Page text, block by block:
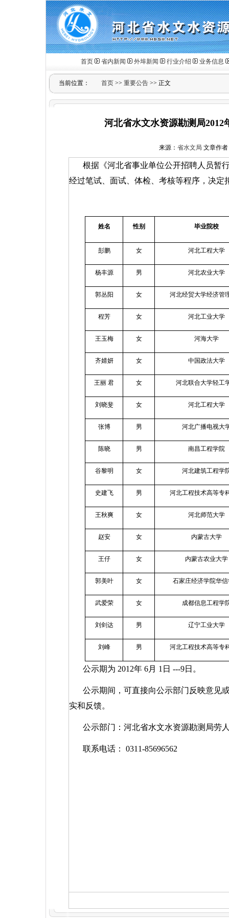
首页 省内新闻 外埠新闻 行业介绍 业务信息
当前位置： 首页 >> 重要公告 >> 正文
河北省水文水资源勘测局
来源： 省水文局 文章作者
根据《河北省事业单位公开招聘人员暂
经过笔试、面试、体检、考核等程序，决定
姓名 性别 毕业院校
彭鹏 女 河北工程大学
杨丰源 男 河北农业大学
郭丛阳 女 河北经贸大学经济管
程芳 女 河北工业大学
王玉梅 女 河海大学
齐婧妍 女 中国政法大学
王丽 君 女 河北联合大学轻工
刘晓斐 女 河北工程大学
张博 男 河北广播电视大
陈晓 男 南昌工程学院
谷黎明 女 河北建筑工程学
史建飞 男 河北工程技术高等专
王秋爽 女 河北师范大学
赵安 女 内蒙古大学
王仔 女 内蒙古农业大学
郭美叶 女 石家庄经济学院华
武爱荣 女 成都信息工程学
刘剑达 男 辽宁工业大学
刘峰 男 河北工程技术高等专
公示期为 2012年 6月 1 日 ---9日。
公示期间，可直接向公示部门反映意见
实和反馈。
公示部门：河北省水文水资源勘测局劳
联系电话： 0311-85696562